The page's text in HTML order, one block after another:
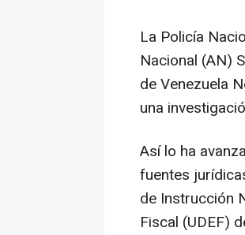
La Policía
Nacional (AN)
de Venezuela
una
Así lo ha
fuentes
de Instrucción
Fiscal (UDEF)